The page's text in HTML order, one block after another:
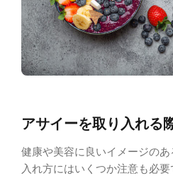
アサイーを取り入れる
健康や美容に良いイメージの
入れ方にはいくつか注意も必